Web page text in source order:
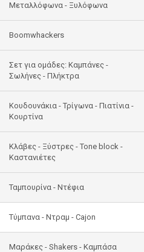
Mεταλλόφωνα - Ξυλόφωνα
Boomwhackers
Σετ για ομάδες: Καμπάνες -
Σωλήνες - Πλήκτρα
Κουδουνάκια - Τρίγωνα - Πιατίνια -
Κουρτίνα
Κλάβες - Ξύστρες - Tone block -
Καστανιέτες
Ταμπουρίνα - Ντέφια
Τύμπανα - Ντραμ - Cajon
Μαράκες - Shakers - Kαμπάσα